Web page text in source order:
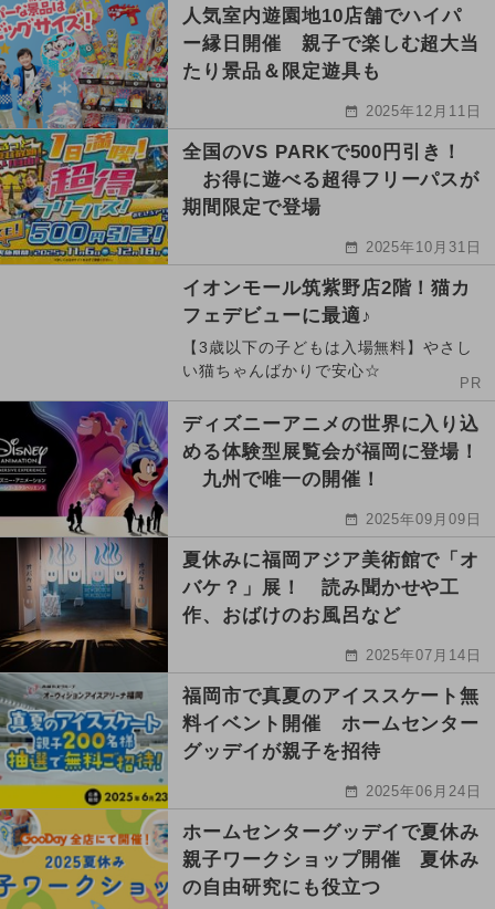
人気室内遊園地10店舗でハイパ
ー縁日開催 親子で楽しむ超大当
たり景品＆限定遊具も
2025年12月11日
全国のVS PARKで500円引き！
お得に遊べる超得フリーパスが
期間限定で登場
2025年10月31日
イオンモール筑紫野店2階！猫カ
フェデビューに最適♪
【3歳以下の子どもは入場無料】やさし
い猫ちゃんばかりで安心☆
PR
ディズニーアニメの世界に入り込
める体験型展覧会が福岡に登場！
九州で唯一の開催！
2025年09月09日
夏休みに福岡アジア美術館で「オ
バケ？」展！ 読み聞かせや工
作、おばけのお風呂など
2025年07月14日
福岡市で真夏のアイススケート無
料イベント開催 ホームセンター
グッデイが親子を招待
2025年06月24日
ホームセンターグッデイで夏休み
親子ワークショップ開催 夏休み
の自由研究にも役立つ